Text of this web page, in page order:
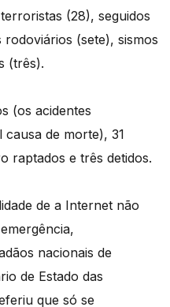
(28), seguidos
(sete), sismos
(três).
(os acidentes
de morte), 31
raptados e três detidos.
de a Internet não
nacionais de
de Estado das
que só se